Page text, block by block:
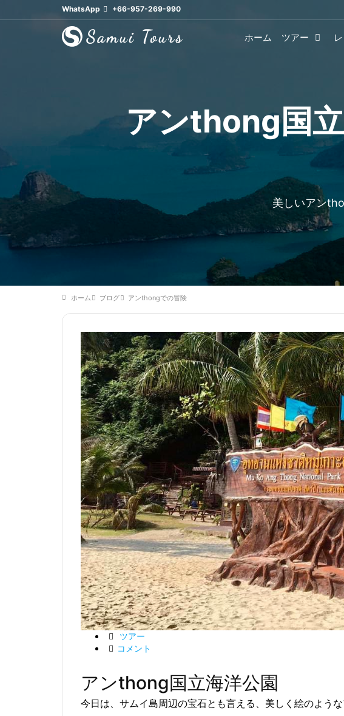
WhatsApp +66-957-269-990
ホーム ツアー
アンthong国
美しいアン
ホーム ブログ アンthongでの冒険
ツアー
コメント
アンthong国立海洋公園
今日は、サムイ島周辺の宝石とも言える、美しく絵のよう